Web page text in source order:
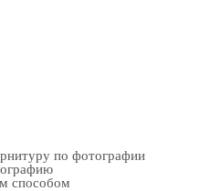
по фотографии
способом